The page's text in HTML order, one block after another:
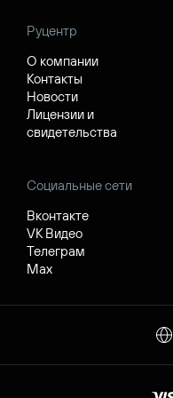
Руцентр
О компании
Контакты
Новости
Лицензии и
свидетельства
Социальные сети
Вконтакте
VK Видео
Телеграм
Max